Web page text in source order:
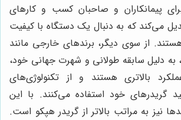
پیمانکاران و صاحبان کسب و کارهای
می‌کند که به دنبال یک دستگاه با کیفیت
از سوی دیگر، برندهای خارجی مانند
به دلیل سابقه طولانی و شهرت جهانی خود،
بالاتری هستند و از تکنولوژی‌های
گریدرهای خود استفاده می‌کنند. با این
نیز به مراتب بالاتر از گریدر هپکو است.